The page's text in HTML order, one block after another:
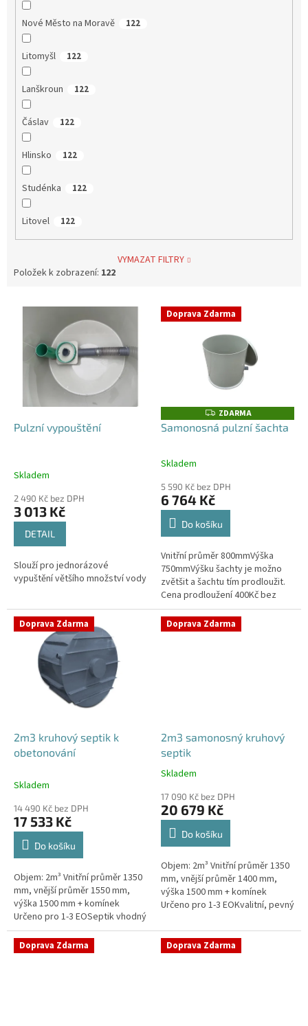
Nové Město na Moravě 122
Litomyšl 122
Lanškroun 122
Čáslav 122
Hlinsko 122
Studénka 122
Litovel 122
VYMAZAT FILTRY
Položek k zobrazení: 122
Pulzní vypouštění
Skladem
2 490 Kč bez DPH
3 013 Kč
DETAIL
Slouží pro jednorázové
vypuštění většího množství vody
Doprava Zdarma
Z
D
A
ZDARMA
Samonosná pulzní šachta
Průměrné
produktu
je
4,0
hvězdiček.
Skladem
5 590 Kč bez DPH
6 764 Kč
Do košíku
Vnitřní průměr 800mmVýška
750mmVýšku šachty je možno
zvětšit a šachtu tím prodloužit.
Cena prodloužení 400Kč bez
DPH/10cm.V případě potřeby
prodloužení šachty napište
svůj...
Doprava Zdarma
2m3 kruhový septik k
obetonování
Skladem
14 490 Kč bez DPH
17 533 Kč
Do košíku
Objem: 2m³ Vnitřní průměr 1350
mm, vnější průměr 1550 mm,
výška 1500 mm + komínek
Určeno pro 1-3 EOSeptik vhodný
pod parkovací stání,
komunikace a do jílovité
zeminyPrůměr...
Doprava Zdarma
2m3 samonosný kruhový
septik
Průměrné
produktu
je
4,6
hvězdiček.
Skladem
17 090 Kč bez DPH
20 679 Kč
Do košíku
Objem: 2m³ Vnitřní průměr 1350
mm, vnější průměr 1400 mm,
výška 1500 mm + komínek
Určeno pro 1-3 EOKvalitní, pevný
obetonováníPrůměr a pozici
přítoku a odtoku...
Doprava Zdarma Doprava Zdarma